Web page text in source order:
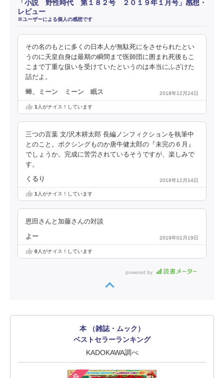
「小説 野性時代 第１８２号 ２０１９年１月号」感想・
レビュー
※ユーザーによる個人の感想です
その名のもとに多くの日本人が無駄死にをさせられたとい
うのに天皇自身は最期の瞬間まで医師団に囲まれ死後もこ
こまで丁重な扱いを受けていたというのは本当にふざけた
話だよ。
蝉、ミーン ミーン 眠ス 2018年12月24日
1 人がナイス！しています
三つの言葉 文/沢木耕太郎 長編ノンフィクションを執筆中
とのこと。ボクシングものか唐牛健太郎の『未完の６月』
でしょうか。完成に苦労されているそうですが、楽しみで
す。
くるり 2018年12月14日
1 人がナイス！しています
恩田さんと加藤さんの対談
よー 2019年01月19日
0人がナイス！しています
powered by
本 （雑誌・ムック）
ベストセラーランキング
KADOKAWA調べ